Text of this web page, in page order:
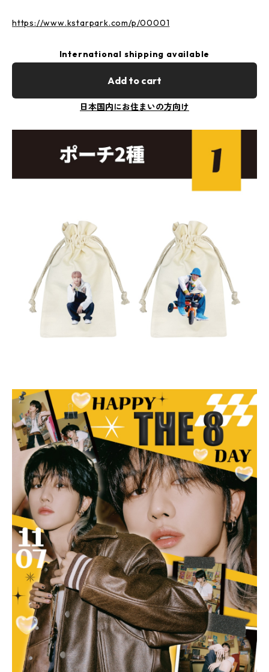
https://www.kstarpark.com/p/00001
International shipping available
Add to cart
日本国内にお住まいの方向け